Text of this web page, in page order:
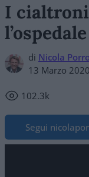
I cialtroni
di Nicola Porro
13 Marzo
102.3k
Segui